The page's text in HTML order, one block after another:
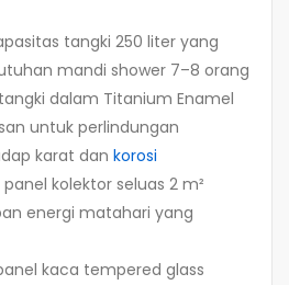
tangki 250 liter yang
mandi shower 7–8 orang
dalam Titanium Enamel
untuk perlindungan
karat dan korosi
kolektor seluas 2 m²
energi matahari yang
kaca tempered glass